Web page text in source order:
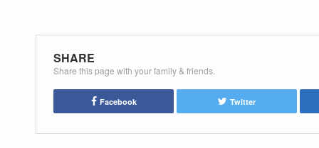
SHARE
Share this page with your family & friends.
Facebook Twitter